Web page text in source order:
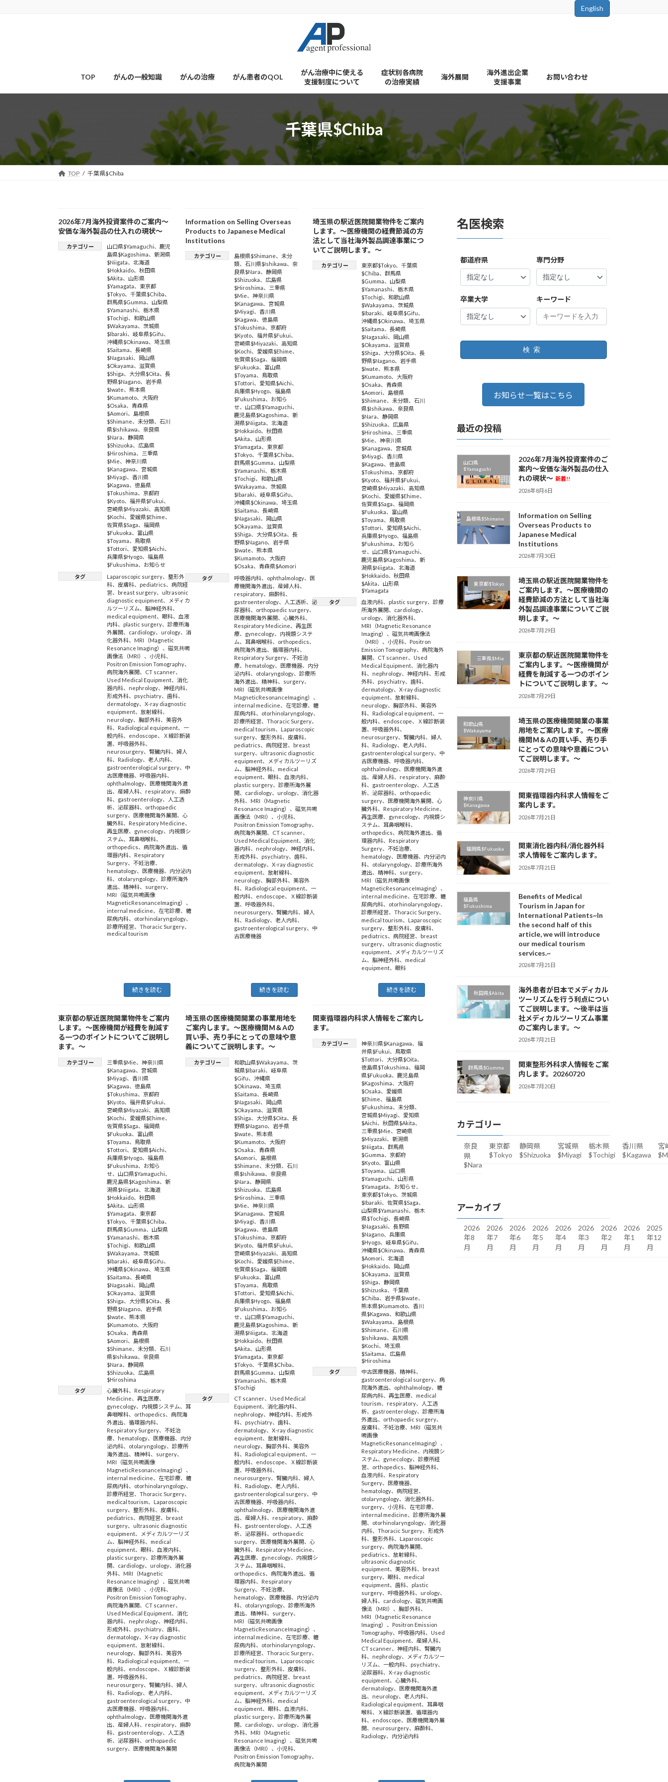
English
TOP がんの一般知識 がんの治療 がん患者のQOL
がん治療中に使える
支援制度について
症状別各病院
の治療実績
海外展開
海外進出企業
支援事業
お問い合わせ
千葉県$Chiba
TOP 千葉県$Chiba
2026年7月海外投資案件のご案内～
安価な海外製品の仕入れの現状～
カテゴリー 山口県$Yamaguchi、 鹿児
島県$Kagoshima、 新潟県
$Niigata、 北海道
$Hokkaido、 秋田県
$Akita、 山形県
$Yamagata、 東京都
$Tokyo、 千葉県$Chiba、
群馬県$Gumma、 山梨県
$Yamanashi、 栃木県
$Tochigi、 和歌山県
$Wakayama、 茨城県
$Ibaraki、 岐阜県$Gifu、
沖縄県$Okinawa、 埼玉県
$Saitama、 長崎県
$Nagasaki、 岡山県
$Okayama、 滋賀県
$Shiga、 大分県$Oita、 長
野県$Nagano、 岩手県
$Iwate、 熊本県
$Kumamoto、 大阪府
$Osaka、 青森県
$Aomori、 島根県
$Shimane、 未分類、 石川
県$Ishikawa、 奈良県
$Nara、 静岡県
$Shizuoka、 広島県
$Hiroshima、 三重県
$Mie、 神奈川県
$Kanagawa、 宮城県
$Miyagi、 香川県
$Kagawa、 徳島県
$Tokushima、 京都府
$Kyoto、 福井県$Fukui、
宮崎県$Miyazaki、 高知県
$Kochi、 愛媛県$Ehime、
佐賀県$Saga、 福岡県
$Fukuoka、 富山県
$Toyama、 鳥取県
$Tottori、 愛知県$Aichi、
兵庫県$Hyogo、 福島県
$Fukushima、 お知らせ
タグ
Laparoscopic surgery、 整形外
科、 皮膚科、 pediatrics、 病院経
営、 breast surgery、 ultrasonic
diagnostic equipment、
メディカ
ルツーリズム、 脳神経外科、
medical equipment、 眼科、 血液
内科、 plastic surgery、 診療所海
外展開、 cardiology、 urology、 消
化器外科、 MRI（Magnetic
Resonance Imaging） 、 磁気共鳴
画像法（MRI） 、 小児科、
Positron Emission Tomography、
病院海外展開、 CT scanner、
Used Medical Equipment、 消化
器内科、 nephrology、 神経内科、
形成外科、 psychiatry、 歯科、
dermatology、 X-ray diagnostic
equipment、 放射線科、
neurology、 胸部外科、 美容外
科、 Radiological equipment、 一
般内科、 endoscope、
Ｘ線診断装
置、 呼吸器外科、
neurosurgery、 腎臓内科、 婦人
科、 Radiology、 老人内科、
gastroenterological surgery、 中
古医療機器、 呼吸器内科、
ophthalmology、 医療機関海外進
出、 産婦人科、 respiratory、 麻酔
科、 gastroenterology、
人工透
析、 泌尿器科、 orthopaedic
surgery、 医療機関海外展開、 心
臓外科、 Respiratory Medicine、
再生医療、 gynecology、 内視鏡シ
ステム、 耳鼻咽喉科、
orthopedics、 病院海外進出、 循
環器内科、 Respiratory
Surgery、 不妊治療、
hematology、 医療機器、 内分泌内
科、 otolaryngology、 診療所海外
進出、 精神科、 surgery、
MRI（磁気共鳴画像
MagneticResonanceImaging） 、
internal medicine、 在宅診療、 糖
尿病内科、 otorhinolaryngology、
診療所経営、 Thoracic Surgery、
medical tourism
続きを読む
Information on Selling Overseas
Products to Japanese Medical
Institutions
カテゴリー 島根県$Shimane、未分
類、石川県$Ishikawa、奈
良県$Nara、静岡県
$Shizuoka、 広島県
$Hiroshima、 三重県
$Mie、神奈川県
$Kanagawa、 宮城県
$Miyagi、香川県
$Kagawa、徳島県
$Tokushima、京都府
$Kyoto、福井県$Fukui、
宮崎県$Miyazaki、高知県
$Kochi、 愛媛県$Ehime、
佐賀県$Saga、福岡県
$Fukuoka、 富山県
$Toyama、 鳥取県
$Tottori、 愛知県$Aichi、
兵庫県$Hyogo、福島県
$Fukushima、 お知ら
せ、山口県$Yamaguchi、
鹿児島県$Kagoshima、新
潟県$Niigata、北海道
$Hokkaido、秋田県
$Akita、山形県
$Yamagata、 東京都
$Tokyo、千葉県$Chiba、
群馬県$Gumma、山梨県
$Yamanashi、栃木県
$Tochigi、和歌山県
$Wakayama、 茨城県
$Ibaraki、岐阜県$Gifu、
沖縄県$Okinawa、埼玉県
$Saitama、長崎県
$Nagasaki、 岡山県
$Okayama、滋賀県
$Shiga、 大分県$Oita、長
野県$Nagano、 岩手県
$Iwate、熊本県
$Kumamoto、 大阪府
$Osaka、青森県$Aomori
タグ
呼吸器内科、 ophthalmology、 医
療機関海外進出、産婦人科、
respiratory、麻酔科、
gastroenterology、 人工透析、泌
尿器科、 orthopaedic surgery、
医療機関海外展開、心臓外科、
Respiratory Medicine、再生医
療、 gynecology、 内視鏡システ
ム、 耳鼻咽喉科、 orthopedics、
病院海外進出、循環器内科、
Respiratory Surgery、不妊治
療、 hematology、 医療機器、 内分
泌内科、 otolaryngology、診療所
海外進出、精神科、 surgery、
MRI（磁気共鳴画像
MagneticResonanceImaging）、
internal medicine、 在宅診療、糖
尿病内科、 otorhinolaryngology、
診療所経営、Thoracic Surgery、
medical tourism、 Laparoscopic
surgery、整形外科、 皮膚科、
pediatrics、病院経営、 breast
surgery、 ultrasonic diagnostic
equipment、
メディカルツーリズ
ム、脳神経外科、 medical
equipment、眼科、 血液内科、
plastic surgery、診療所海外展
開、 cardiology、 urology、消化器
外科、 MRI（Magnetic
Resonance Imaging）、磁気共鳴
画像法（MRI）、小児科、
Positron Emission Tomography、
病院海外展開、 CT scanner、
Used Medical Equipment、消化
器内科、 nephrology、神経内科、
形成外科、 psychiatry、歯科、
dermatology、X-ray diagnostic
equipment、放射線科、
neurology、胸部外科、美容外
科、 Radiological equipment、 一
般内科、 endoscope、
Ｘ線診断装
置、呼吸器外科、
neurosurgery、腎臓内科、婦人
科、 Radiology、老人内科、
gastroenterological surgery、 中
古医療機器
続きを読む
埼玉県の駅近医院開業物件をご案内
します。～医療機関の経費節減の方
法として当社海外製品調達事業につ
いてご説明します。～
カテゴリー 東京都$Tokyo、千葉県
$Chiba、群馬県
$Gumma、山梨県
$Yamanashi、栃木県
$Tochigi、和歌山県
$Wakayama、 茨城県
$Ibaraki、岐阜県$Gifu、
沖縄県$Okinawa、埼玉県
$Saitama、長崎県
$Nagasaki、 岡山県
$Okayama、滋賀県
$Shiga、 大分県$Oita、長
野県$Nagano、 岩手県
$Iwate、熊本県
$Kumamoto、 大阪府
$Osaka、青森県
$Aomori、 島根県
$Shimane、未分類、石川
県$Ishikawa、奈良県
$Nara、静岡県
$Shizuoka、 広島県
$Hiroshima、 三重県
$Mie、神奈川県
$Kanagawa、 宮城県
$Miyagi、香川県
$Kagawa、徳島県
$Tokushima、京都府
$Kyoto、福井県$Fukui、
宮崎県$Miyazaki、高知県
$Kochi、 愛媛県$Ehime、
佐賀県$Saga、福岡県
$Fukuoka、 富山県
$Toyama、 鳥取県
$Tottori、 愛知県$Aichi、
兵庫県$Hyogo、福島県
$Fukushima、 お知ら
せ、山口県$Yamaguchi、
鹿児島県$Kagoshima、新
潟県$Niigata、北海道
$Hokkaido、秋田県
$Akita、山形県
$Yamagata
タグ
血液内科、 plastic surgery、診療
所海外展開、 cardiology、
urology、消化器外科、
MRI（Magnetic Resonance
Imaging）、磁気共鳴画像法
（MRI）、小児科、 Positron
Emission Tomography、病院海外
展開、 CT scanner、 Used
Medical Equipment、消化器内
科、 nephrology、神経内科、形成
外科、 psychiatry、歯科、
dermatology、X-ray diagnostic
equipment、放射線科、
neurology、胸部外科、美容外
科、 Radiological equipment、 一
般内科、 endoscope、
Ｘ線診断装
置、呼吸器外科、
neurosurgery、腎臓内科、婦人
科、 Radiology、老人内科、
gastroenterological surgery、 中
古医療機器、呼吸器内科、
ophthalmology、 医療機関海外進
出、産婦人科、 respiratory、麻酔
科、 gastroenterology、
人工透
析、泌尿器科、 orthopaedic
surgery、 医療機関海外展開、心
臓外科、 Respiratory Medicine、
再生医療、 gynecology、 内視鏡シ
ステム、 耳鼻咽喉科、
orthopedics、病院海外進出、循
環器内科、 Respiratory
Surgery、不妊治療、
hematology、 医療機器、 内分泌内
科、 otolaryngology、診療所海外
進出、精神科、 surgery、
MRI（磁気共鳴画像
MagneticResonanceImaging）、
internal medicine、 在宅診療、糖
尿病内科、 otorhinolaryngology、
診療所経営、Thoracic Surgery、
medical tourism、 Laparoscopic
surgery、整形外科、 皮膚科、
pediatrics、病院経営、 breast
surgery、 ultrasonic diagnostic
equipment、
メディカルツーリズ
ム、脳神経外科、 medical
equipment、眼科
続きを読む
東京都の駅近医院開業物件をご案内
します。～医療機関が経費を削減す
る一つのポイントについてご説明し
ます。～
カテゴリー 三重県$Mie、 神奈川県
$Kanagawa、 宮城県
$Miyagi、 香川県
$Kagawa、 徳島県
$Tokushima、 京都府
$Kyoto、 福井県$Fukui、
宮崎県$Miyazaki、 高知県
$Kochi、 愛媛県$Ehime、
佐賀県$Saga、 福岡県
$Fukuoka、 富山県
$Toyama、 鳥取県
$Tottori、 愛知県$Aichi、
兵庫県$Hyogo、 福島県
$Fukushima、 お知ら
せ、 山口県$Yamaguchi、
鹿児島県$Kagoshima、 新
潟県$Niigata、 北海道
$Hokkaido、 秋田県
$Akita、 山形県
$Yamagata、 東京都
$Tokyo、 千葉県$Chiba、
群馬県$Gumma、 山梨県
$Yamanashi、 栃木県
$Tochigi、 和歌山県
$Wakayama、 茨城県
$Ibaraki、 岐阜県$Gifu、
沖縄県$Okinawa、 埼玉県
$Saitama、 長崎県
$Nagasaki、 岡山県
$Okayama、 滋賀県
$Shiga、 大分県$Oita、 長
野県$Nagano、 岩手県
$Iwate、 熊本県
$Kumamoto、 大阪府
$Osaka、 青森県
$Aomori、 島根県
$Shimane、 未分類、 石川
県$Ishikawa、 奈良県
$Nara、 静岡県
$Shizuoka、 広島県
$Hiroshima
タグ
心臓外科、 Respiratory
Medicine、 再生医療、
gynecology、 内視鏡システム、 耳
鼻咽喉科、 orthopedics、 病院海
外進出、 循環器内科、
Respiratory Surgery、 不妊治
療、 hematology、 医療機器、 内分
泌内科、 otolaryngology、 診療所
海外進出、 精神科、 surgery、
MRI（磁気共鳴画像
MagneticResonanceImaging） 、
internal medicine、 在宅診療、 糖
尿病内科、 otorhinolaryngology、
診療所経営、 Thoracic Surgery、
medical tourism、 Laparoscopic
surgery、 整形外科、 皮膚科、
pediatrics、 病院経営、
breast
surgery、 ultrasonic diagnostic
equipment、
メディカルツーリズ
ム、 脳神経外科、 medical
equipment、 眼科、 血液内科、
plastic surgery、 診療所海外展
開、 cardiology、 urology、 消化器
外科、 MRI（Magnetic
Resonance Imaging） 、 磁気共鳴
画像法（MRI） 、 小児科、
Positron Emission Tomography、
病院海外展開、 CT scanner、
Used Medical Equipment、 消化
器内科、 nephrology、 神経内科、
形成外科、 psychiatry、 歯科、
dermatology、 X-ray diagnostic
equipment、 放射線科、
neurology、 胸部外科、 美容外
科、 Radiological equipment、 一
般内科、 endoscope、
Ｘ線診断装
置、 呼吸器外科、
neurosurgery、 腎臓内科、 婦人
科、 Radiology、 老人内科、
gastroenterological surgery、 中
古医療機器、 呼吸器内科、
ophthalmology、 医療機関海外進
出、 産婦人科、 respiratory、 麻酔
科、 gastroenterology、
人工透
析、 泌尿器科、 orthopaedic
surgery、 医療機関海外展開
埼玉県の医療機関開業の事業用地を
ご案内します。～医療機関Ｍ＆Aの
買い手、売り手にとっての意味や意
義についてご説明します。～
カテゴリー 和歌山県$Wakayama、 茨
城県$Ibaraki、岐阜県
$Gifu、沖縄県
$Okinawa、埼玉県
$Saitama、長崎県
$Nagasaki、 岡山県
$Okayama、滋賀県
$Shiga、 大分県$Oita、長
野県$Nagano、 岩手県
$Iwate、熊本県
$Kumamoto、 大阪府
$Osaka、青森県
$Aomori、 島根県
$Shimane、未分類、石川
県$Ishikawa、奈良県
$Nara、静岡県
$Shizuoka、 広島県
$Hiroshima、 三重県
$Mie、神奈川県
$Kanagawa、 宮城県
$Miyagi、香川県
$Kagawa、徳島県
$Tokushima、京都府
$Kyoto、福井県$Fukui、
宮崎県$Miyazaki、高知県
$Kochi、 愛媛県$Ehime、
佐賀県$Saga、福岡県
$Fukuoka、 富山県
$Toyama、 鳥取県
$Tottori、 愛知県$Aichi、
兵庫県$Hyogo、福島県
$Fukushima、 お知ら
せ、山口県$Yamaguchi、
鹿児島県$Kagoshima、新
潟県$Niigata、北海道
$Hokkaido、秋田県
$Akita、山形県
$Yamagata、 東京都
$Tokyo、千葉県$Chiba、
群馬県$Gumma、山梨県
$Yamanashi、栃木県
$Tochigi
タグ
CT scanner、 Used Medical
Equipment、消化器内科、
nephrology、神経内科、形成外
科、 psychiatry、歯科、
dermatology、X-ray diagnostic
equipment、放射線科、
neurology、胸部外科、美容外
科、 Radiological equipment、 一
般内科、 endoscope、
Ｘ線診断装
置、呼吸器外科、
neurosurgery、腎臓内科、婦人
科、 Radiology、老人内科、
gastroenterological surgery、 中
古医療機器、呼吸器内科、
ophthalmology、 医療機関海外進
出、産婦人科、 respiratory、麻酔
科、 gastroenterology、
人工透
析、泌尿器科、 orthopaedic
surgery、 医療機関海外展開、心
臓外科、 Respiratory Medicine、
再生医療、 gynecology、 内視鏡シ
ステム、 耳鼻咽喉科、
orthopedics、病院海外進出、循
環器内科、 Respiratory
Surgery、不妊治療、
hematology、 医療機器、 内分泌内
科、 otolaryngology、診療所海外
進出、精神科、 surgery、
MRI（磁気共鳴画像
MagneticResonanceImaging）、
internal medicine、 在宅診療、糖
尿病内科、 otorhinolaryngology、
診療所経営、Thoracic Surgery、
medical tourism、 Laparoscopic
surgery、整形外科、 皮膚科、
pediatrics、病院経営、
breast
surgery、 ultrasonic diagnostic
equipment、
メディカルツーリズ
ム、脳神経外科、 medical
equipment、 眼科、 血液内科、
plastic surgery、診療所海外展
開、 cardiology、 urology、消化器
外科、 MRI（Magnetic
Resonance Imaging）、磁気共鳴
画像法（MRI）、小児科、
Positron Emission Tomography、
病院海外展開
関東循環器内科求人情報をご案内し
ます。
カテゴリー 神奈川県$Kanagawa、福
井県$Fukui、 鳥取県
$Tottori、 大分県$Oita、
徳島県$Tokushima、福岡
県$Fukuoka、鹿児島県
$Kagoshima、 大阪府
$Osaka、 愛媛県
$Ehime、福島県
$Fukushima、未分類、
宮城県$Miyagi、 愛知県
$Aichi、秋田県$Akita、
三重県$Mie、 宮崎県
$Miyazaki、新潟県
$Niigata、群馬県
$Gumma、京都府
$Kyoto、 富山県
$Toyama、山口県
$Yamaguchi、山形県
$Yamagata、 お知らせ、
東京都$Tokyo、 茨城県
$Ibaraki、佐賀県$Saga、
山梨県$Yamanashi、栃木
県$Tochigi、長崎県
$Nagasaki、長野県
$Nagano、兵庫県
$Hyogo、岐阜県$Gifu、
沖縄県$Okinawa、青森県
$Aomori、北海道
$Hokkaido、 岡山県
$Okayama、滋賀県
$Shiga、静岡県
$Shizuoka、千葉県
$Chiba、 岩手県$Iwate、
熊本県$Kumamoto、香川
県$Kagawa、和歌山県
$Wakayama、 島根県
$Shimane、石川県
$Ishikawa、高知県
$Kochi、埼玉県
$Saitama、 広島県
$Hiroshima
タグ
中古医療機器、精神科、
gastroenterological surgery、病
院海外進出、 ophthalmology、糖
尿病内科、再生医療、 medical
tourism、 respiratory、
人工透
析、 gastroenterology、診療所海
外進出、 orthopaedic surgery、
皮膚科、不妊治療、 MRI（磁気共
鳴画像
MagneticResonanceImaging）、
Respiratory Medicine、 内視鏡シ
ステム、 gynecology、診療所経
営、 orthopedics、脳神経外科、
血液内科、 Respiratory
Surgery、 医療機器、
hematology、病院経営、
otolaryngology、消化器外科、
surgery、小児科、 在宅診療、
internal medicine、診療所海外展
開、 otorhinolaryngology、消化器
内科、Thoracic Surgery、形成外
科、整形外科、 Laparoscopic
surgery、病院海外展開、
pediatrics、放射線科、
ultrasonic diagnostic
equipment、美容外科、
breast
surgery、 眼科、 medical
equipment、歯科、 plastic
surgery、呼吸器外科、 urology、
婦人科、 cardiology、磁気共鳴画
像法（MRI）、胸部外科、
MRI（Magnetic Resonance
Imaging）、 Positron Emission
Tomography、呼吸器内科、 Used
Medical Equipment、産婦人科、
CT scanner、神経内科、腎臓内
科、 nephrology、
メディカルツー
リズム、 一般内科、 psychiatry、
泌尿器科、X-ray diagnostic
equipment、心臓外科、
dermatology、 医療機関海外進
出、 neurology、老人内科、
Radiological equipment、 耳鼻咽
喉科、 Ｘ線診断装置、循環器内
科、 endoscope、 医療機関海外展
開、 neurosurgery、麻酔科、
Radiology、 内分泌内科
名医検索
都道府県 専門分野
卒業大学 キーワード
検索
お知らせ一覧はこちら
最近の投稿
山口県
$Yamaguchi
2026年7月海外投資案件のご
案内～安価な海外製品の仕入
れの現状～ 新着!!
2026年8月6日
島根県$Shimane
Information on Selling
Overseas Products to
Japanese Medical
Institutions
2026年7月30日
東京都$Tokyo
埼玉県の駅近医院開業物件を
ご案内します。～医療機関の
経費節減の方法として当社海
外製品調達事業についてご説
明します。～
2026年7月29日
三重県$Mie
東京都の駅近医院開業物件を
ご案内します。～医療機関が
経費を削減する一つのポイン
トについてご説明します。～
2026年7月29日
和歌山県
$Wakayama
埼玉県の医療機関開業の事業
用地をご案内します。～医療
機関Ｍ＆Aの買い手、売り手
にとっての意味や意義につい
てご説明します。～
2026年7月29日
神奈川県
$Kanagawa
関東循環器内科求人情報をご
案内します。
2026年7月21日
福岡県$Fukuoka
関東消化器内科/消化器外科
求人情報をご案内します。
2026年7月21日
福島県
$Fukushima
Benefits of Medical
Tourism in Japan for
International Patients~In
the second half of this
article, we will introduce
our medical tourism
services.~
2026年7月21日
秋田県$Akita
海外患者が日本でメディカル
ツーリズムを行う利点につい
てご説明します。～後半は当
社メディカルツーリズム事業
のご案内します。～
2026年7月21日
群馬県$Gumma
関東整形外科求人情報をご案
内します。20260720
2026年7月20日
カテゴリー
奈良
県
$Nara
東京都
$Tokyo
静岡県
$Shizuoka
宮城県
$Miyagi
栃木県
$Tochigi
香川県
$Kagawa
宮
アーカイブ
2026
年8
月
2026
年7
月
2026
年6
月
2026
年5
月
2026
年4
月
2026
年3
月
2026
年2
月
2026
年1
月
2025
年12
月